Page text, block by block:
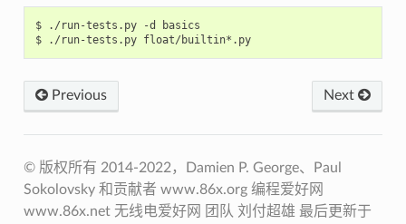
$ ./run-tests.py -d basics
$ ./run-tests.py float/builtin*.py
Next
Previous
© 版权所有 2014-2022，D​​amien P. George、Paul
Sokolovsky 和贡献者 www.86x.org 编程爱好网
www.86x.net 无线电爱好网 团队 刘付超雄 最后更新于